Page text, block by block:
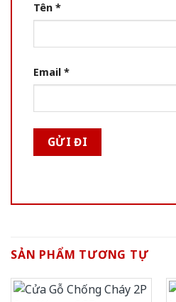
Tên *
Email *
SẢN PHẨM TƯƠNG TỰ